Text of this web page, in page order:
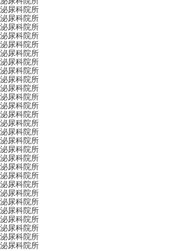
/前列腺肥大
題 結紮
尿科院所
尿科院所
尿科院所
尿科院所
尿科院所
尿科院所
尿科院所
尿科院所
尿科院所
尿科院所
尿科院所
尿科院所
尿科院所
尿科院所
尿科院所
尿科院所
尿科院所
尿科院所
尿科院所
尿科院所
尿科院所
尿科院所
尿科院所
尿科院所
尿科院所
尿科院所
尿科院所
尿科院所